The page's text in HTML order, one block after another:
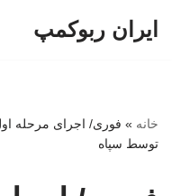
ایران ربوکمپ
خانه » فوری/ اجرای مرحله
توسط سپاه